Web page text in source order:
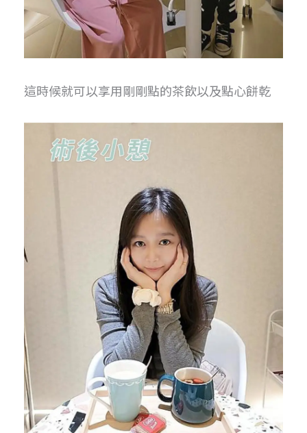
這時候就可以享用剛剛點的茶飲以及點心餅乾